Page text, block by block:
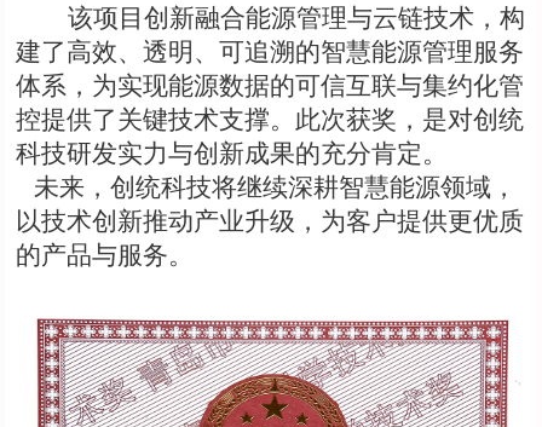
该项目创新融合能源管理与云链技术，构
建了高效、透明、可追溯的智慧能源管理服务
体系，为实现能源数据的可信互联与集约化管
控提供了关键技术支撑。此次获奖，是对创统
科技研发实力与创新成果的充分肯定。
未来，创统科技将继续深耕智慧能源领域，
以技术创新推动产业升级，为客户提供更优质
的产品与服务。